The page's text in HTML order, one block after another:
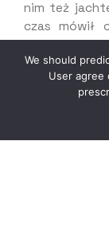
nim też
czas mówił
szacunku
wszczepił,
Wyższej
Uroczystość
We should
User agree